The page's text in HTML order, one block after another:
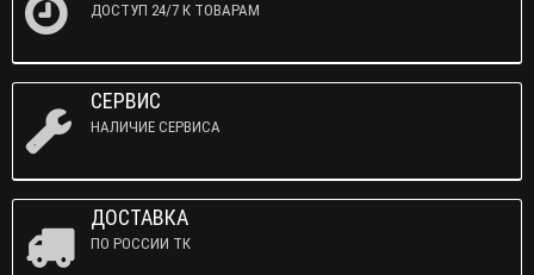
ДОСТУП 24/7 К ТОВАРАМ
СЕРВИС
НАЛИЧИЕ СЕРВИСА
ДОСТАВКА
ПО РОССИИ ТК